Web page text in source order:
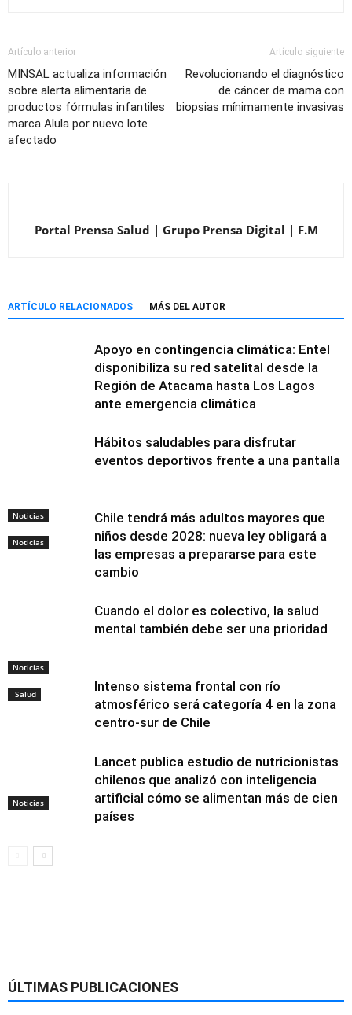
Artículo anterior
MINSAL actualiza información
sobre alerta alimentaria de
productos fórmulas infantiles
marca Alula por nuevo lote
afectado
Artículo siguiente
Revolucionando el diagnóstico
de cáncer de mama con
biopsias mínimamente invasivas
Portal Prensa Salud | Grupo Prensa Digital | F.M
ARTÍCULO RELACIONADOS MÁS DEL AUTOR
Noticias
Apoyo en contingencia climática: Entel
disponibiliza su red satelital desde la
Región de Atacama hasta Los Lagos
ante emergencia climática
Noticias
Hábitos saludables para disfrutar
eventos deportivos frente a una pantalla
Noticias
Chile tendrá más adultos mayores que
niños desde 2028: nueva ley obligará a
las empresas a prepararse para este
cambio
Salud
Cuando el dolor es colectivo, la salud
mental también debe ser una prioridad
Noticias
Intenso sistema frontal con río
atmosférico será categoría 4 en la zona
centro-sur de Chile
Lancet publica estudio de nutricionistas
chilenos que analizó con inteligencia
artificial cómo se alimentan más de cien
países
ÚLTIMAS PUBLICACIONES